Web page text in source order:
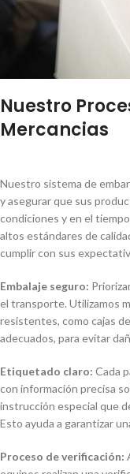
Nuestro
Mercancias
Nuestro sistema de
y asegurar que sus
condiciones y en el
altos estándares de
cumplir con sus
Embalaje seguro:
el transporte. Utilizamos
resistentes, como cajas
adecuados, para evitar
Etiquetado claro: Cada
con información precisa
instrucción especial que
Esto ayuda a garantizar
Proceso de verificación: